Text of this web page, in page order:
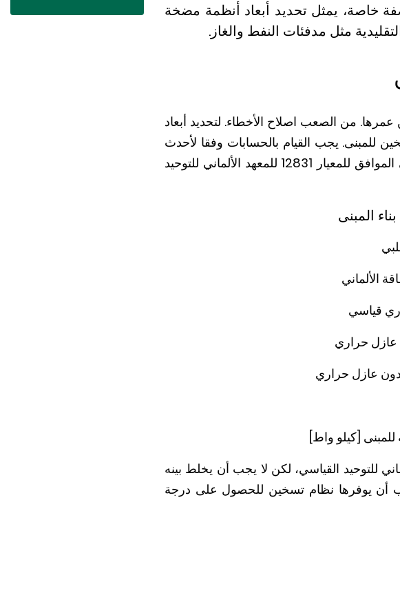
خاصة، يمثل تحديد أبعاد أنظمة مضخة
مثل مدفئات النفط والغاز.
من الصعب اصلاح الأخطاء. لتحديد أبعاد
للمبنى. يجب القيام بالحسابات وفقا لأحدث
المعايير الصحيحة في كل بلد. في ألمانيا، يتم تطبيق المواصفات الأوروبي الموافق للمعيار 12831 للمعهد الألماني للتوحيد
المبنى
لمبنى وفقا للمعيار 12831 للمعهد الألماني للتوحيد القياسي، لكن لا يجب أن يخلط بينه
أن يوفرها نظام تسخين للحصول على درجة